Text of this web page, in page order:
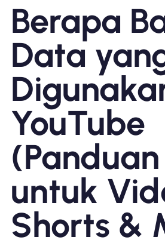
Tentang eSIM
Mengapa Nomad eSIM
Menggunakan eSIM
Untuk bisnis
Berapa
Data
YouTube
untuk
Shorts &